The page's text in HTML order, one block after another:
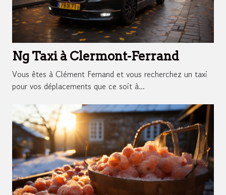
Ng Taxi à Clermont-Ferrand
Vous êtes à Clément Fernand et vous recherchez un taxi
pour vos déplacements que ce soit à...